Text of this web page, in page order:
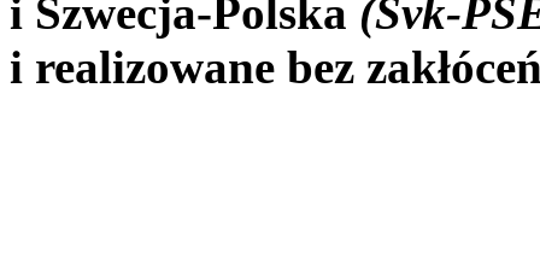
i Szwecja-Polska (Svk-
i realizowane bez